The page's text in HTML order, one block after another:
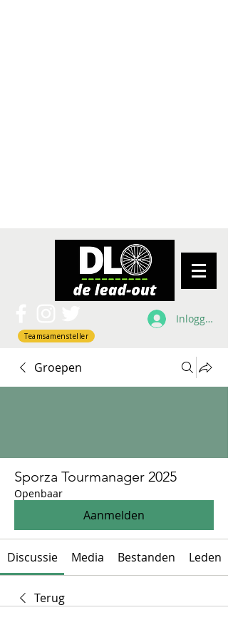
Teamsamensteller
Inloggen
Groepen
Sporza Tourmanager 2025
Openbaar
Aanmelden
Discussie Media Bestanden Leden
Terug